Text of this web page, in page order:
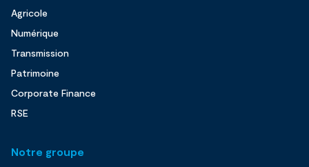
Agricole
Numérique
Transmission
Patrimoine
Corporate Finance
RSE
Notre groupe